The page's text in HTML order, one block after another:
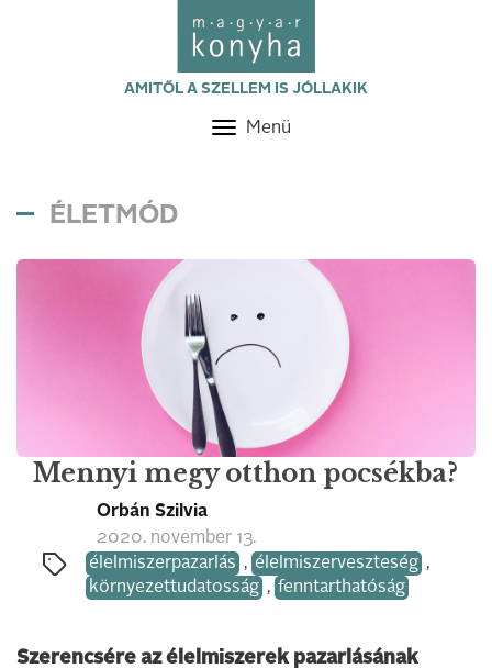
AMITŐL A SZELLEM IS JÓLLAKIK
Toggle
Menü
ÉLETMÓD
Mennyi megy otthon pocsékba?
Orbán Szilvia
2020. november 13.
élelmiszerpazarlás , élelmiszerveszteség ,
környezettudatosság , fenntarthatóság
Szerencsére az élelmiszerek pazarlásának